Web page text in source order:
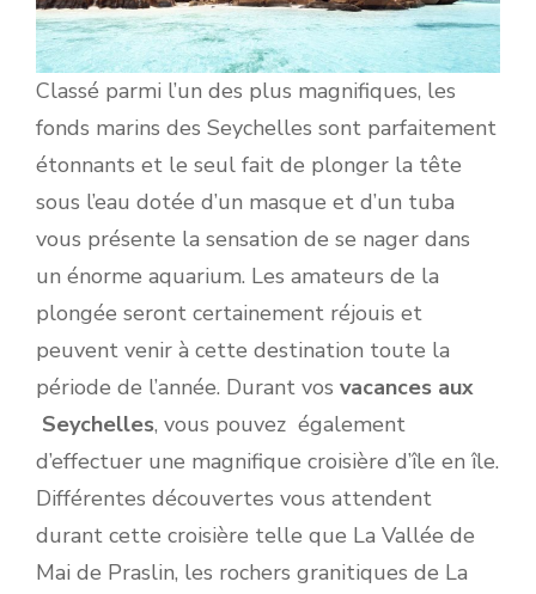
Classé parmi l’un des plus magnifiques, les
fonds marins des Seychelles sont parfaitement
étonnants et le seul fait de plonger la tête
sous l’eau dotée d’un masque et d’un tuba
vous présente la sensation de se nager dans
un énorme aquarium. Les amateurs de la
plongée seront certainement réjouis et
peuvent venir à cette destination toute la
période de l’année. Durant vos vacances aux
Seychelles, vous pouvez également
d’effectuer une magnifique croisière d’île en île.
Différentes découvertes vous attendent
durant cette croisière telle que La Vallée de
Mai de Praslin, les rochers granitiques de La